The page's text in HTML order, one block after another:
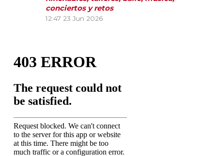
conciertos y retos
12:47 23 Jun 2026